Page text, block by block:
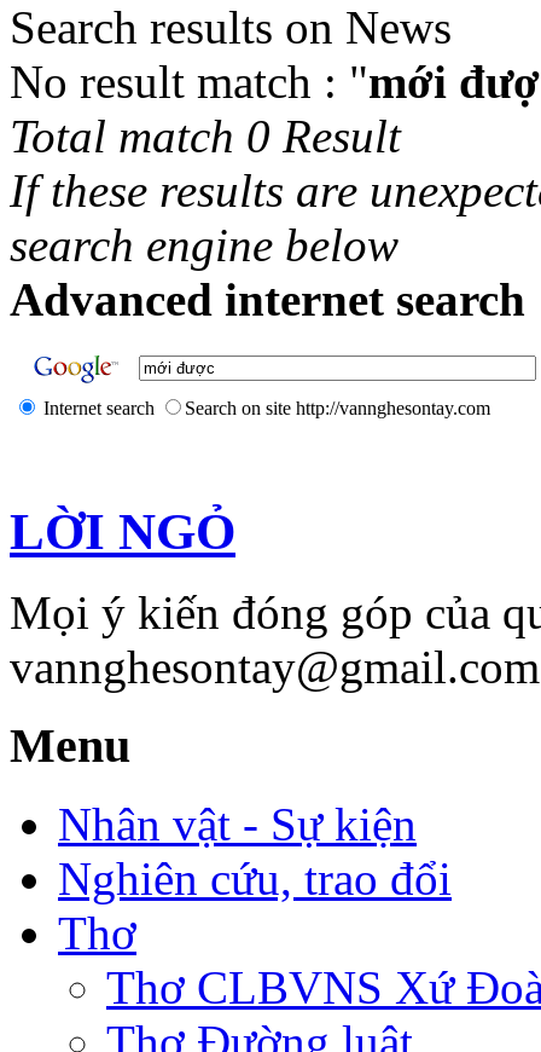
Search results on News
No result match : "mới
Total match 0 Result
If these results are
search engine below
Advanced internet search
Internet search Search on site http://vannghesontay.com
LỜI NGỎ
Mọi ý kiến đóng góp của
Menu
Nhân vật - Sự kiện
Nghiên cứu, trao đổi
Thơ
Thơ CLBVNS Xứ
Thơ Đường luật